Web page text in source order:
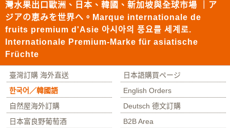
灣水果出口歐洲、日本、韓國、新加坡與全球市場 ｜ア
ジアの恵みを世界へ。Marque internationale de
fruits premium d'Asie 아시아의 풍요를 세계로.
Internationale Premium-Marke für asiatische
Früchte
臺灣訂購 海外直送
日本語購買ページ
한국어／韓國語
English Orders
自然屋海外訂購
Deutsch 德文訂購
日本富良野葡萄酒
B2B Area